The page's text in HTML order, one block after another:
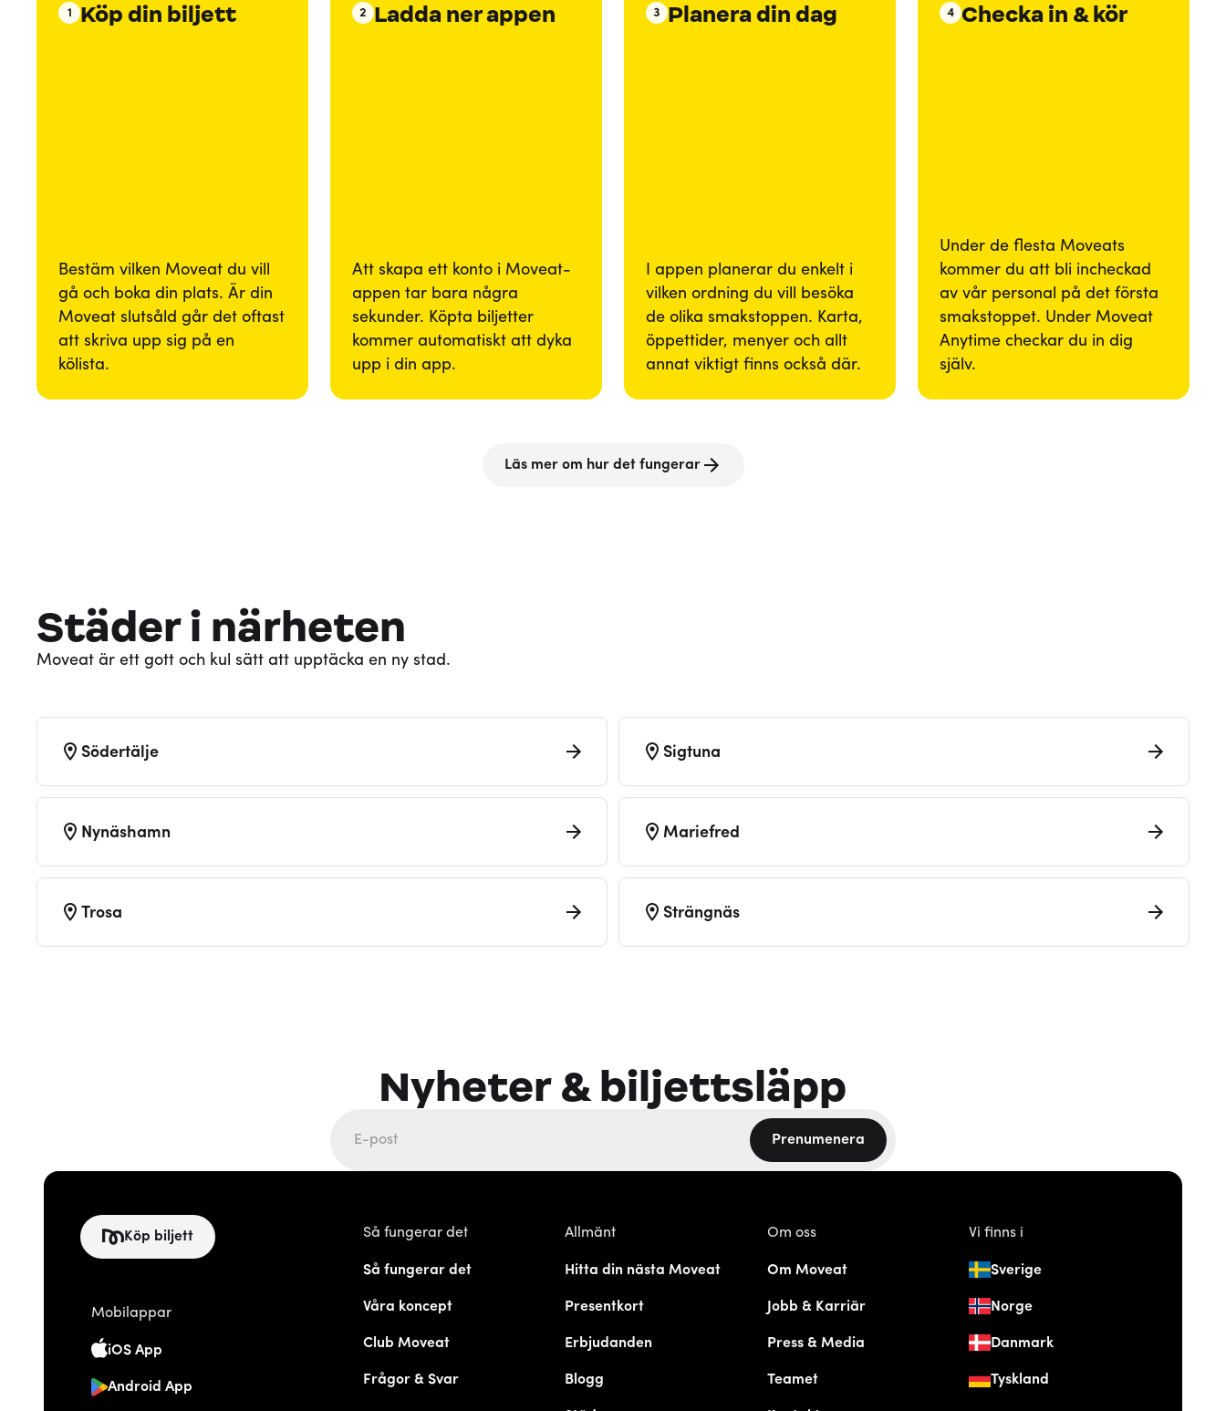
1 Köp din biljett
Bestäm vilken Moveat du vill
gå och boka din plats. Är din
Moveat slutsåld går det oftast
att skriva upp sig på en
kölista.
2 Ladda ner appen
Att skapa ett konto i Moveat-
appen tar bara några
sekunder. Köpta biljetter
kommer automatiskt att dyka
upp i din app.
3 Planera din dag
I appen planerar du enkelt i
vilken ordning du vill besöka
de olika smakstoppen. Karta,
öppettider, menyer och allt
annat viktigt finns också där.
4 Checka in & kör
Under de flesta Moveats
kommer du att bli incheckad
av vår personal på det första
smakstoppet. Under Moveat
Anytime checkar du in dig
själv.
Läs mer om hur det fungerar
Städer i närheten
Moveat är ett gott och kul sätt att upptäcka en ny stad.
Södertälje Sigtuna
Nynäshamn Mariefred
Trosa Strängnäs
Nyheter & biljettsläpp
Prenumenera
Köp biljett
Mobilappar
iOS App
Android App
Så fungerar det
Så fungerar det
Våra koncept
Club Moveat
Frågor & Svar
Allmänt
Hitta din nästa Moveat
Presentkort
Erbjudanden
Blogg
Om oss
Om Moveat
Jobb & Karriär
Press & Media
Teamet
Vi finns i
Sverige
Norge
Danmark
Tyskland